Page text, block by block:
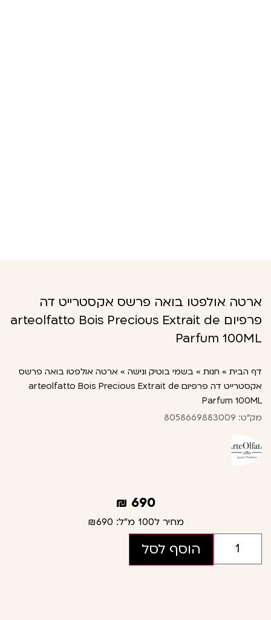
ארטה אולפטו בואה פרשס אקסטרייט דה
פרפיום arteolfatto Bois Precious Extrait de
Parfum 100ML
דף הבית » חנות » בשמי בוטיק ונישה » ארטה אולפטו בואה פרשס
אקסטרייט דה פרפיום arteolfatto Bois Precious Extrait de
Parfum 100ML
מק"ט: 8058669883009
690
₪
מחיר ל100 מ"ל: ₪690
הוסף לסל